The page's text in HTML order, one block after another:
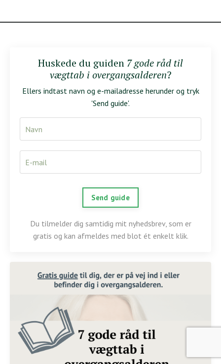
Huskede du guiden 7 gode råd til
vægttab i overgangsalderen?
Ellers indtast navn og e-mailadresse herunder og tryk
'Send guide'.
Send guide
Du tilmelder dig samtidig mit nyhedsbrev, som er
gratis og kan afmeldes med blot ét enkelt klik.